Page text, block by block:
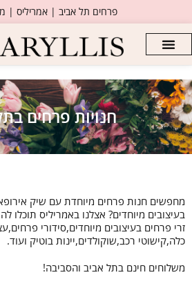
פרחים תל אביב | אמריליס |
חנויות פרחים
מחפשים חנות פרחים מיוחדת עם שיק
בעיצובים מיוחדים? אצלנו באמריליס תוכלו
זרי פרחים בעיצובים מיוחדים,סידורי
כלה,קישוטי רכב,שוקולדים,יינות בוטיק ועוד.
משלוחים חינם בתל אביב והסביבה!